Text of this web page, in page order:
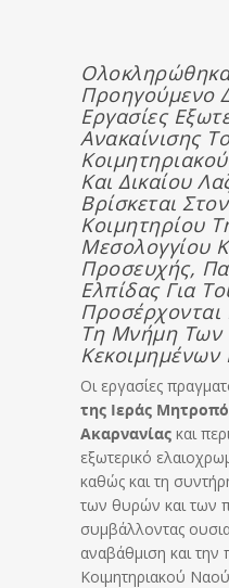
Προηγούμενο
Εργασίες
Ανακαίνισης
Και Δικαίου
Βρίσκεται
Κοιμητηρίου
Μεσολογγίου
Προσευχής,
Ελπίδας Για
Προσέρχονται
Τη Μνήμη Των
Οι εργασίες
της Ιεράς
Ακαρνανίας και
εξωτερικό
καθώς και τη
των θυρών και των
συμβάλλοντας
αναβάθμιση και την
Κοιμητηριακού